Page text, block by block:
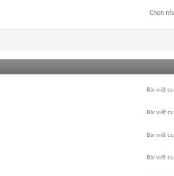
Chọn
Bài viết
Bài viết
Bài viết
Bài viết